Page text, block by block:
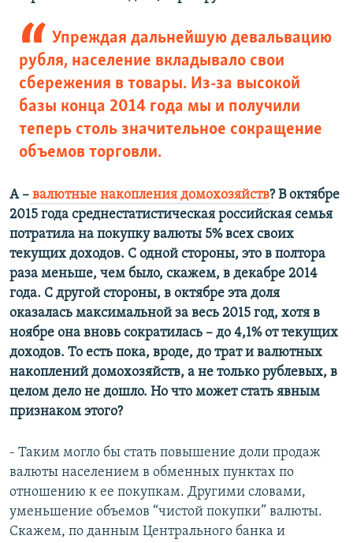
Упреждая дальнейшую девальвацию
рубля, население вкладывало свои
сбережения в товары. Из-за высокой
базы конца 2014 года мы и получили
теперь столь значительное сокращение
объемов торговли.
А – валютные накопления домохозяйств? В октябре
2015 года среднестатистическая российская семья
потратила на покупку валюты 5% всех своих
текущих доходов. С одной стороны, это в полтора
раза меньше, чем было, скажем, в декабре 2014
года. С другой стороны, в октябре эта доля
оказалась максимальной за весь 2015 год, хотя в
ноябре она вновь сократилась – до 4,1% от текущих
доходов. То есть пока, вроде, до трат и валютных
накоплений домохозяйств, а не только рублевых, в
целом дело не дошло. Но что может стать явным
признаком этого?
- Таким могло бы стать повышение доли продаж
валюты населением в обменных пунктах по
отношению к ее покупкам. Другими словами,
уменьшение объемов “чистой покупки” валюты.
Скажем, по данным Центрального банка и